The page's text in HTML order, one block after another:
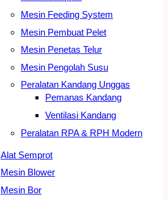
Mesin Feeding System
Mesin Pembuat Pelet
Mesin Penetas Telur
Mesin Pengolah Susu
Peralatan Kandang Unggas
Pemanas Kandang
Ventilasi Kandang
Peralatan RPA & RPH Modern
Alat Semprot
Mesin Blower
Mesin Bor